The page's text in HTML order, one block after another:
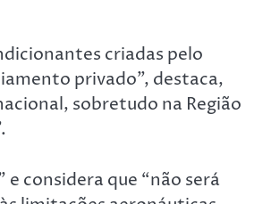
criadas pelo
privado”, destaca,
sobretudo na Região
e considera que “não será